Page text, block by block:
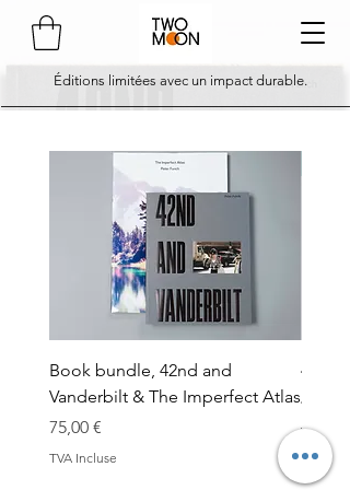
Éditions limitées avec un impact durable.
Book bundle, 42nd and
Vanderbilt & The Imperfect Atlas
Prix
75,00 €
TVA Incluse
42nd
Prix
45,00 €
TVA